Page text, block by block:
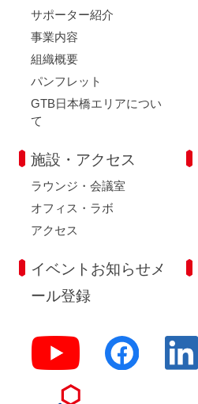
サポーター紹介
事業内容
組織概要
パンフレット
GTB日本橋エリアについ
て
施設・アクセス
ラウンジ・会議室
オフィス・ラボ
アクセス
イベントお知らせメ
ール登録